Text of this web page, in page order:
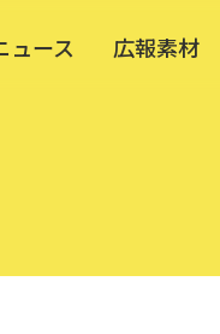
ュース 広報素材